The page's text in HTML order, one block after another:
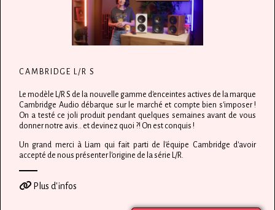
CAMBRIDGE L/R S
Le modèle L/R S de la nouvelle gamme d'enceintes actives de la marque
Cambridge Audio débarque sur le marché et compte bien s'imposer !
On a testé ce joli produit pendant quelques semaines avant de vous
donner notre avis.. et devinez quoi ?! On est conquis !
Un grand merci à Liam qui fait parti de l'équipe Cambridge d'avoir
accepté de nous présenter l'origine de la série L/R.
Plus d'infos